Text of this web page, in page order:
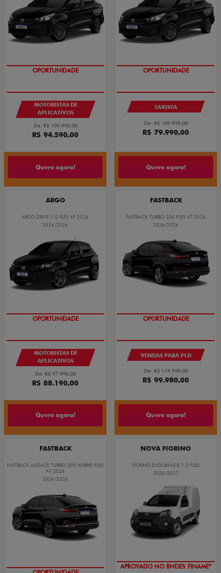
OPORTUNIDADE
MOTORISTAS DE
APLICATIVOS
De: R$ 109.990,00
R$ 94.590,00
Quero agora!
OPORTUNIDADE
TAXISTA
De: R$ 109.990,00
R$ 79.990,00
Quero agora!
ARGO
ARGO DRIVE 1.0 FLEX 4P 2026
2026/2026
OPORTUNIDADE
MOTORISTAS DE
APLICATIVOS
De: R$ 97.990,00
R$ 88.190,00
Quero agora!
FASTBACK
FASTBACK TURBO 200 FLEX AT 2026
2026/2026
OPORTUNIDADE
VENDAS PARA PCD
De: R$ 119.990,00
R$ 99.980,00
Quero agora!
FASTBACK
FASTBACK AUDACE TURBO 200 HYBRID FLEX
AT 2026
2026/2026
NOVA FIORINO
FIORINO ENDURANCE 1.3 FLEX
2026/2027
APROVADO NO BNDES FINAME*